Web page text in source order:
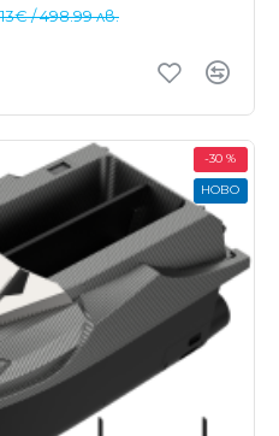
/ 498.99 лв.
НОВО
-30 %